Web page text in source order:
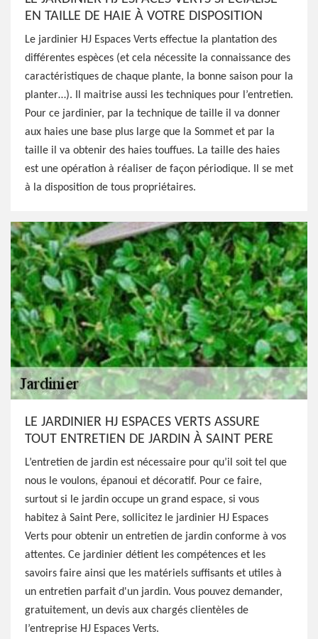
EN TAILLE DE HAIE À VOTRE DISPOSITION
Le jardinier HJ Espaces Verts effectue la plantation des
différentes espèces (et cela nécessite la connaissance des
caractéristiques de chaque plante, la bonne saison pour la
planter…). Il maitrise aussi les techniques pour l’entretien.
Pour ce jardinier, par la technique de taille il va donner
aux haies une base plus large que la Sommet et par la
taille il va obtenir des haies touffues. La taille des haies
est une opération à réaliser de façon périodique. Il se met
à la disposition de tous propriétaires.
LE JARDINIER HJ ESPACES VERTS ASSURE
TOUT ENTRETIEN DE JARDIN À SAINT PERE
L’entretien de jardin est nécessaire pour qu’il soit tel que
nous le voulons, épanoui et décoratif. Pour ce faire,
surtout si le jardin occupe un grand espace, si vous
habitez à Saint Pere, sollicitez le jardinier HJ Espaces
Verts pour obtenir un entretien de jardin conforme à vos
attentes. Ce jardinier détient les compétences et les
savoirs faire ainsi que les matériels suffisants et utiles à
un entretien parfait d'un jardin. Vous pouvez demander,
gratuitement, un devis aux chargés clientèles de
l’entreprise HJ Espaces Verts.